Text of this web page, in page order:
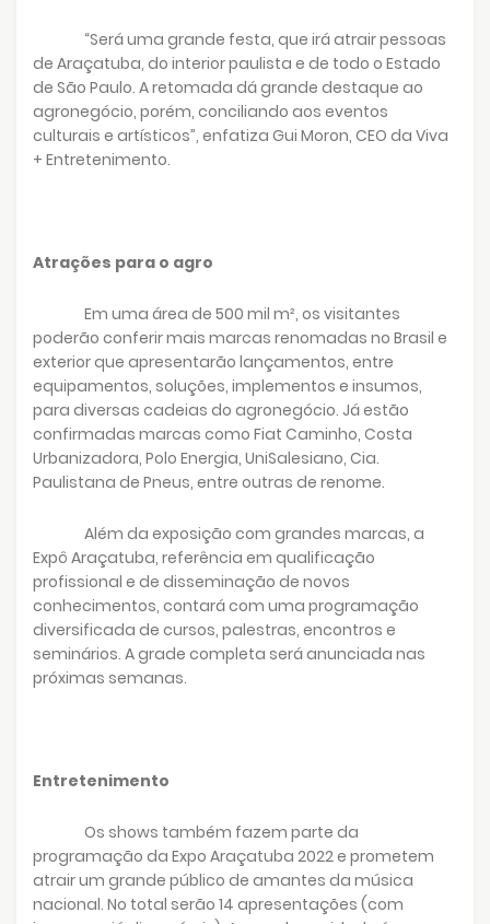
“Será uma grande festa, que irá atrair pessoas
de Araçatuba, do interior paulista e de todo o Estado
de São Paulo. A retomada dá grande destaque ao
agronegócio, porém, conciliando aos eventos
culturais e artísticos”, enfatiza Gui Moron, CEO da Viva
+ Entretenimento.
Atrações para o agro
Em uma área de 500 mil m², os visitantes
poderão conferir mais marcas renomadas no Brasil e
exterior que apresentarão lançamentos, entre
equipamentos, soluções, implementos e insumos,
para diversas cadeias do agronegócio. Já estão
confirmadas marcas como Fiat Caminho, Costa
Urbanizadora, Polo Energia, UniSalesiano, Cia.
Paulistana de Pneus, entre outras de renome.
Além da exposição com grandes marcas, a
Expô Araçatuba, referência em qualificação
profissional e de disseminação de novos
conhecimentos, contará com uma programação
diversificada de cursos, palestras, encontros e
seminários. A grade completa será anunciada nas
próximas semanas.
Entretenimento
Os shows também fazem parte da
programação da Expo Araçatuba 2022 e prometem
atrair um grande público de amantes da música
nacional. No total serão 14 apresentações (com